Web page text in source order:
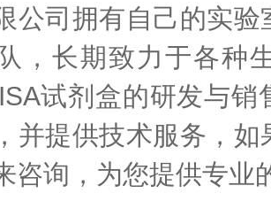
公司拥有自己的实
，长期致力于各种
试剂盒的研发与销
并提供技术服务，
咨询，为您提供专业